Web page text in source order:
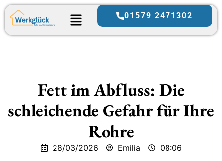
01579 2471302
Fett im Abfluss: Die
schleichende Gefahr für Ihre
Rohre
28/03/2026 Emilia 08:06